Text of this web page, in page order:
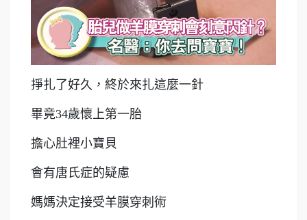
掙扎了好久，終於來扎這麼一針
畢竟34歲懷上第一胎
擔心肚裡小寶貝
會有唐氏症的疑慮
媽媽決定接受羊膜穿刺術